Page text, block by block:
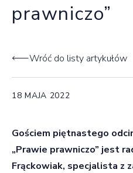
prawniczo”
Wróć do listy artykułów
18 MAJA 2022
Gościem piętnastego
„Prawie prawniczo” jest
Frąckowiak, specjalista z